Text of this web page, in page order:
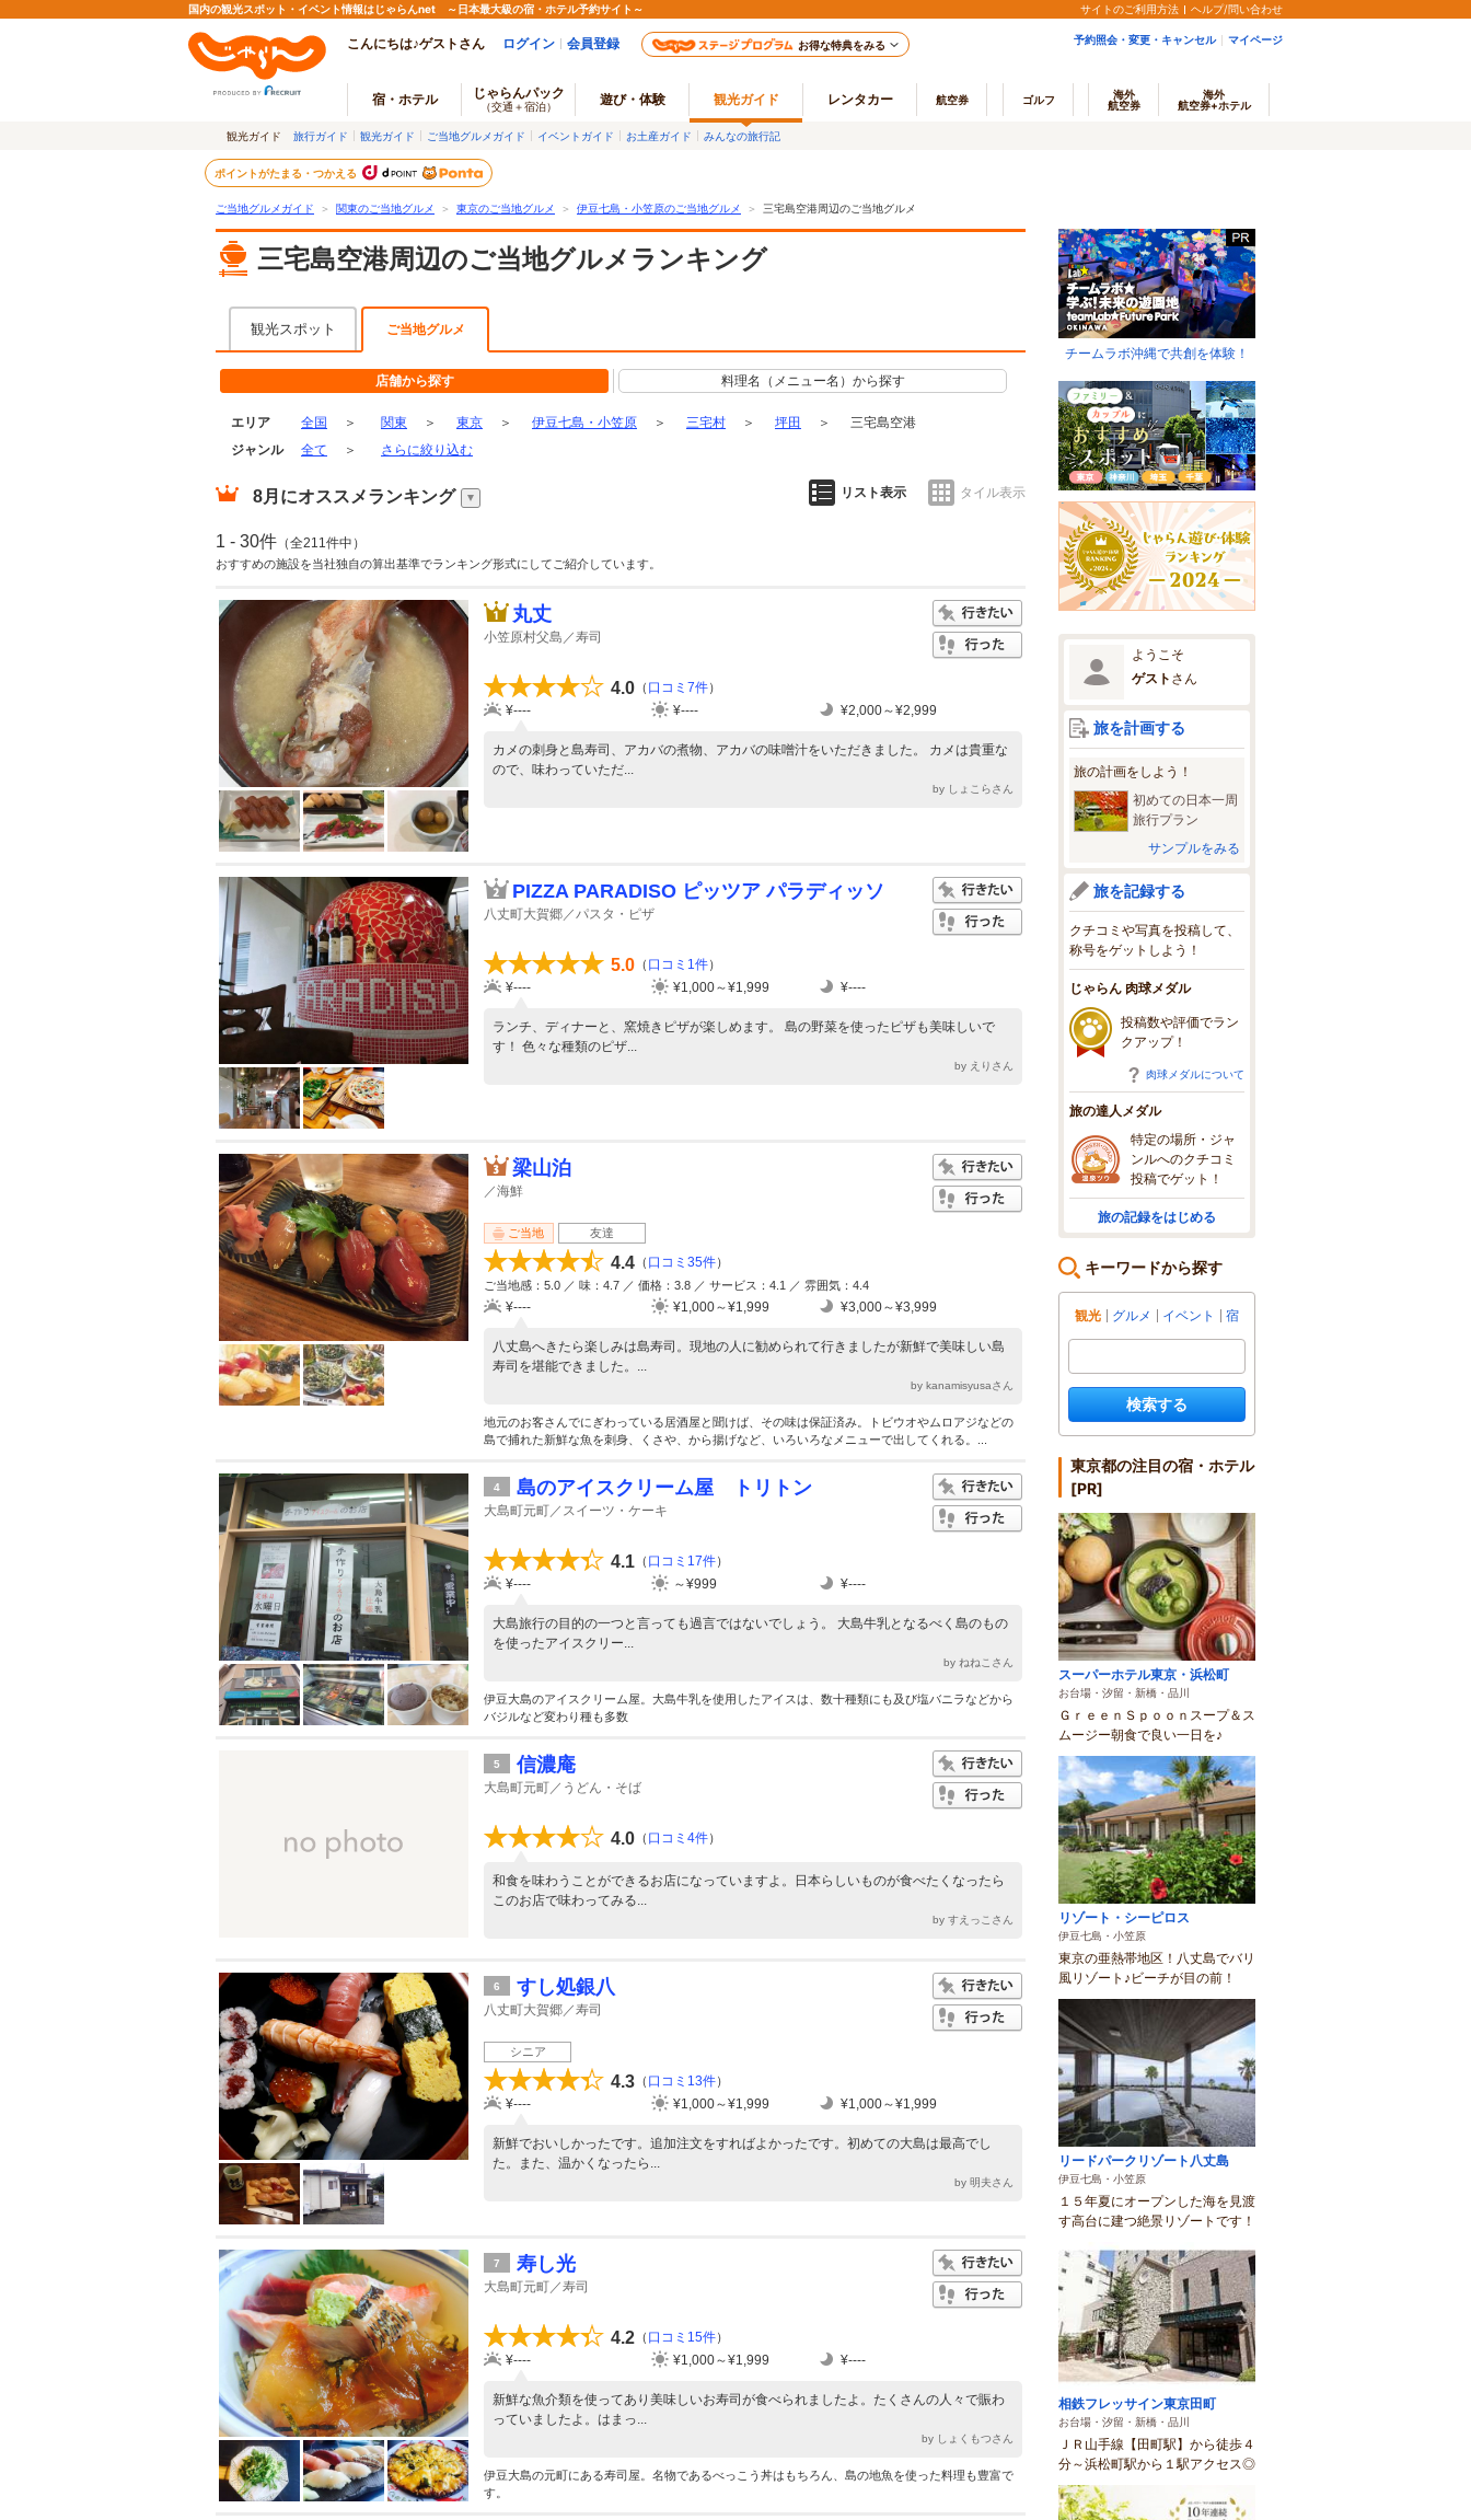
国内の観光スポット・イベント情報はじゃらんnet ～日本最大級の宿・ホテル予約サイト～ サイトのご利用方法 ヘルプ/問い合わせ
こんにちは♪ゲストさん ログイン 会員登録 お得な特典をみる 予約照会・変更・キャンセル マイページ
宿・ホテル じゃらんパック
（交通＋宿泊） 遊び・体験 観光ガイド レンタカー 航空券 ゴルフ
海外
航空券
海外
航空券+ホテル
観光ガイド 旅行ガイド 観光ガイド ご当地グルメガイド イベントガイド お土産ガイド みんなの旅行記
ポイントがたまる・つかえる
ご当地グルメガイド ＞ 関東のご当地グルメ ＞ 東京のご当地グルメ ＞ 伊豆七島・小笠原のご当地グルメ ＞ 三宅島空港周辺のご当地グルメ
三宅島空港周辺のご当地グルメランキング
観光スポット ご当地グルメ
店舗から探す 料理名（メニュー名）から探す
エリア 全国 ＞ 関東 ＞ 東京 ＞ 伊豆七島・小笠原 ＞ 三宅村 ＞ 坪田 ＞
三宅島空港
ジャンル
全て ＞ さらに絞り込む
8月 にオススメランキング リスト表示 タイル表示
1 - 30件 （全211件中）
おすすめの施設を当社独自の算出基準でランキング形式にしてご紹介しています。
丸丈
小笠原村父島／寿司
4.0 （ 口コミ7件）
¥----
¥---- ¥2,000～¥2,999
カメの刺身と島寿司、アカバの煮物、アカバの味噌汁をいただきました。 カメは貴重な
ので、味わっていただ...
by しょこらさん
PIZZA PARADISO ピッツア パラディッソ
八丈町大賀郷／パスタ・ピザ
5.0 （ 口コミ1件）
¥----
¥1,000～¥1,999 ¥----
ランチ、ディナーと、窯焼きピザが楽しめます。 島の野菜を使ったピザも美味しいで
す！ 色々な種類のピザ...
by えりさん
梁山泊
／海鮮
ご当地 友達
4.4 （ 口コミ35件）
ご当地感：5.0 ／ 味：4.7 ／ 価格：3.8 ／ サービス：4.1 ／ 雰囲気：4.4
¥---- ¥1,000～¥1,999 ¥3,000～¥3,999
八丈島へきたら楽しみは島寿司。現地の人に勧められて行きましたが新鮮で美味しい島
寿司を堪能できました。...
by kanamisyusaさん
地元のお客さんでにぎわっている居酒屋と聞けば、その味は保証済み。トビウオやムロアジなどの
島で捕れた新鮮な魚を刺身、くさや、から揚げなど、いろいろなメニューで出してくれる。...
4 島のアイスクリーム屋 トリトン
大島町元町／スイーツ・ケーキ
4.1 （ 口コミ17件）
¥----
～¥999 ¥----
大島旅行の目的の一つと言っても過言ではないでしょう。 大島牛乳となるべく島のもの
を使ったアイスクリー...
by ねねこさん
伊豆大島のアイスクリーム屋。大島牛乳を使用したアイスは、数十種類にも及び塩バニラなどから
バジルなど変わり種も多数
5 信濃庵
大島町元町／うどん・そば
4.0 （ 口コミ4件）
和食を味わうことができるお店になっていますよ。日本らしいものが食べたくなったら
このお店で味わってみる...
by すえっこさん
6 すし処銀八
八丈町大賀郷／寿司
シニア
4.3 （ 口コミ13件）
¥----
¥1,000～¥1,999 ¥1,000～¥1,999
新鮮でおいしかったです。追加注文をすればよかったです。初めての大島は最高でし
た。また、温かくなったら...
by 明夫さん
7 寿し光
大島町元町／寿司
4.2 （ 口コミ15件）
¥----
¥1,000～¥1,999 ¥----
新鮮な魚介類を使ってあり美味しいお寿司が食べられましたよ。たくさんの人々で賑わ
っていましたよ。はまっ...
by しょくもつさん
伊豆大島の元町にある寿司屋。名物であるべっこう丼はもちろん、島の地魚を使った料理も豊富で
す。
チームラボ沖縄で共創を体験！
ようこそ
ゲスト さん
旅を計画する
旅の計画をしよう！
初めての日本一周
旅行プラン
サンプルをみる
旅を記録する
クチコミや写真を投稿して、
称号をゲットしよう！
じゃらん 肉球メダル
投稿数や評価でラン
クアップ！
肉球メダルについて
旅の達人メダル
特定の場所・ジャ
ンルへのクチコミ
投稿でゲット！
旅の記録をはじめる
キーワードから探す
観光 グルメ イベント 宿
検索する
東京都の注目の宿・ホテル
[PR]
スーパーホテル東京・浜松町
お台場・汐留・新橋・品川
ＧｒｅｅｎＳｐｏｏｎスープ＆ス
ムージー朝食で良い一日を♪
リゾート・シーピロス
伊豆七島・小笠原
東京の亜熱帯地区！八丈島でバリ
風リゾート♪ビーチが目の前！
リードパークリゾート八丈島
伊豆七島・小笠原
１５年夏にオープンした海を見渡
す高台に建つ絶景リゾートです！
相鉄フレッサイン東京田町
お台場・汐留・新橋・品川
ＪＲ山手線【田町駅】から徒歩４
分～浜松町駅から１駅アクセス◎